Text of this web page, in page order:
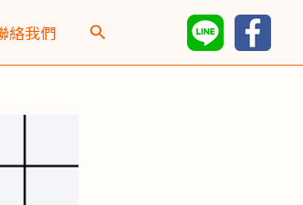
絡我們